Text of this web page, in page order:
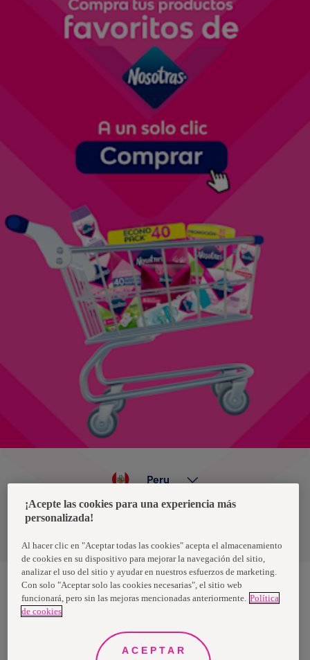
Política de privacidad de datos
Peru
Nosotras, una marca de Essity - una compañía global líder en
higiene y salud. Cada día, mil millones de personas, en todo el
propósito es romper barreras por el bienestar en beneficio de
consumidores, pacientes, cuidadores, clientes y la sociedad en
general. Vendemos en aproximadamente 150 países bajo las
¡Acepte las cookies para una experiencia más
personalizada!
Al hacer clic en "Aceptar todas las cookies" acepta el almacenamiento
de cookies en su dispositivo para mejorar la navegación del sitio,
analizar el uso del sitio y ayudar en nuestros esfuerzos de marketing.
Con solo "Aceptar solo las cookies necesarias", el sitio web
funcionará, pero sin las mejoras mencionadas anteriormente. Política
de cookies
ACEPTAR